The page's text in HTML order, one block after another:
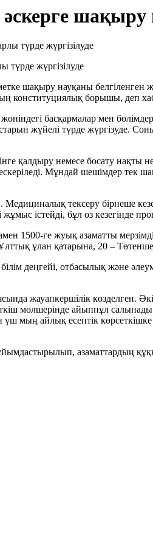
шақыру
жүргізілуде
шақыру науқаны белгіленген
конституциялық борышы, деп
жөніндегі басқармалар мен
жүйелі түрде жүргізуде.
қалдыру немесе босату нақты
ескеріледі. Мұндай шешімдер
тексеру бірнеше
істейді, бұл өз кезегінде
ге жуық азаматты
ұлан қатарына, 20 –
деңгейі, отбасылық және
жауапкершілік
мөлшерінде айыппұл
мың айлық есептік
азаматтардың